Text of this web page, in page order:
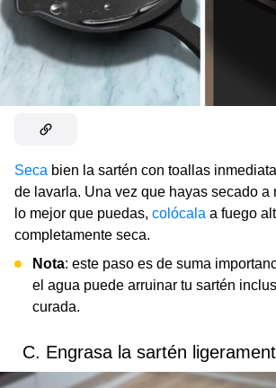
Seca bien la sartén con toallas
de lavarla. Una vez que hayas secado a
lo mejor que puedas, colócala a fuego
completamente seca.
Nota: este paso es de suma
el agua puede arruinar tu sartén
curada.
C. Engrasa la sartén